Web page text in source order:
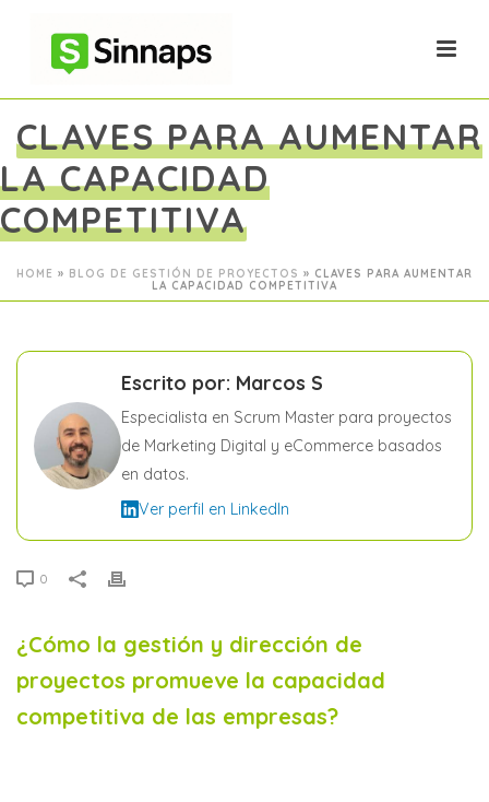
CLAVES PARA AUMENTAR
LA CAPACIDAD
COMPETITIVA
HOME » BLOG DE GESTIÓN DE PROYECTOS » CLAVES PARA AUMENTAR
LA CAPACIDAD COMPETITIVA
Escrito por: Marcos S
Especialista en Scrum Master para proyectos
de Marketing Digital y eCommerce basados
en datos.
Ver perfil en LinkedIn
0
¿Cómo la gestión y dirección de
proyectos promueve la capacidad
competitiva de las empresas?